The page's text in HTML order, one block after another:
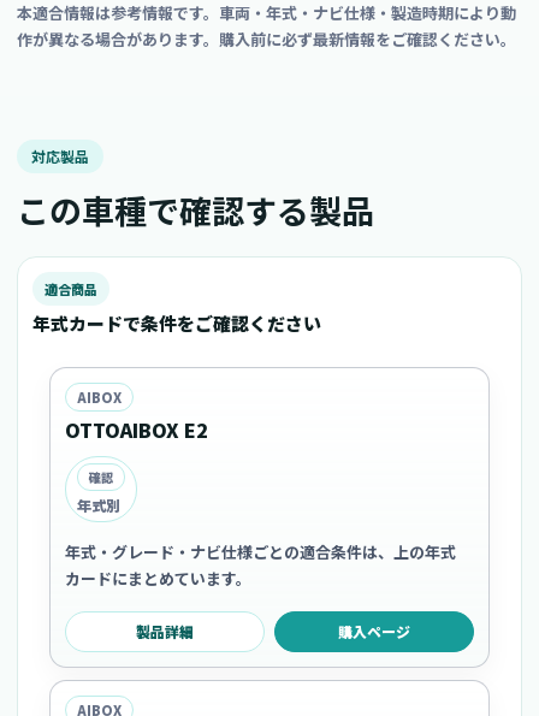
本適合情報は参考情報です。車両・年式・ナビ仕様・製造時期により動
作が異なる場合があります。購入前に必ず最新情報をご確認ください。
対応製品
この車種で確認する製品
適合商品
年式カードで条件をご確認ください
AIBOX
OTTOAIBOX E2
確認
年式別
年式・グレード・ナビ仕様ごとの適合条件は、上の年式
カードにまとめています。
製品詳細 購入ページ
AIBOX